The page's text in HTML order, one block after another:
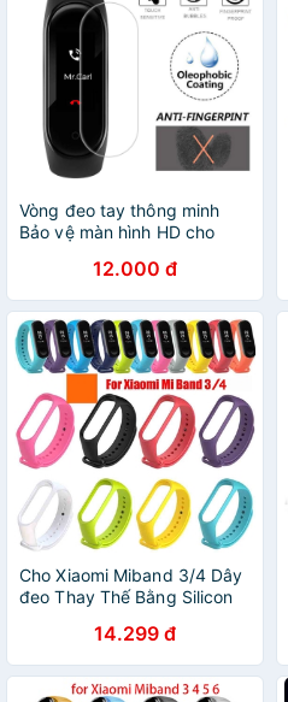
Vòng đeo tay thông minh
Bảo vệ màn hình HD cho
12.000 đ
Cho Xiaomi Miband 3/4 Dây
đeo Thay Thế Bằng Silicon
Tay Thông Minh
14.299 đ